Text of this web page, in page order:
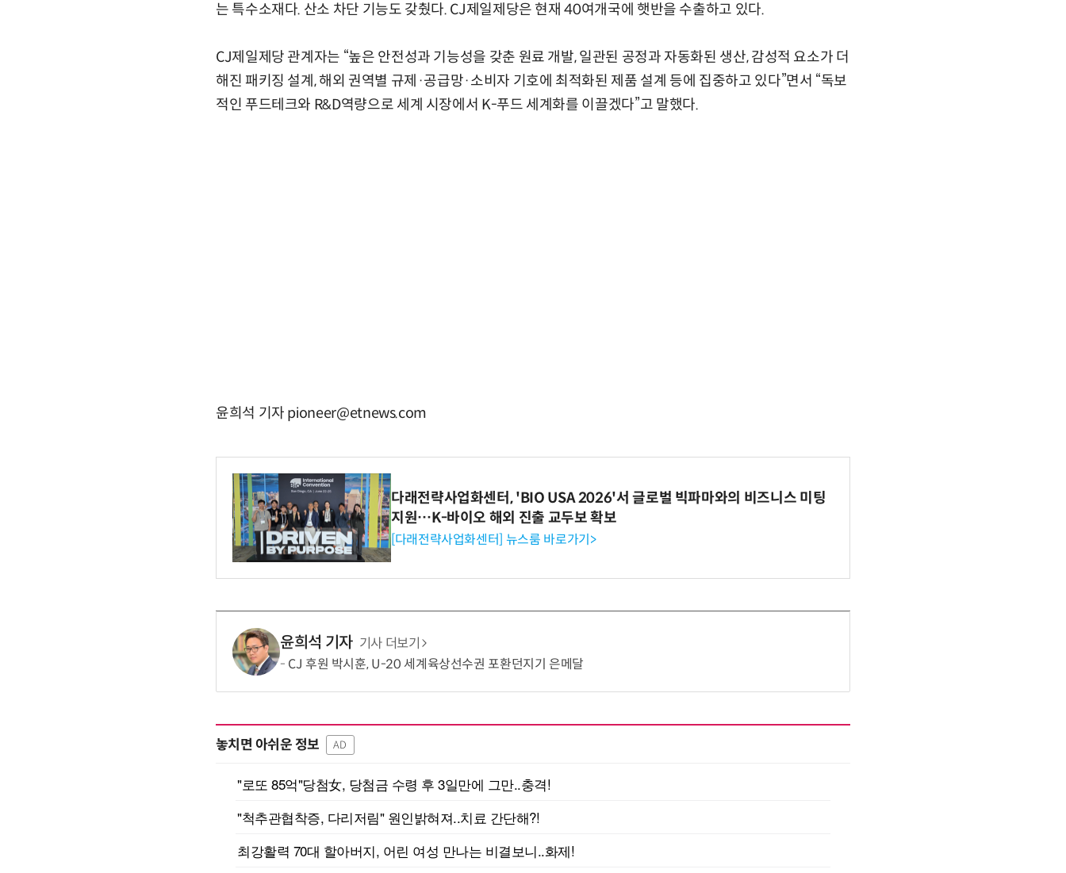
는 특수소재다. 산소 차단 기능도 갖췄다. CJ제일제당은 현재 40여개국에 햇반을 수출하고 있다.
CJ제일제당 관계자는 “높은 안전성과 기능성을 갖춘 원료 개발, 일관된 공정과 자동화된 생산, 감성적 요소가 더
해진 패키징 설계, 해외 권역별 규제·공급망·소비자 기호에 최적화된 제품 설계 등에 집중하고 있다”면서 “독보
적인 푸드테크와 R&D역량으로 세계 시장에서 K-푸드 세계화를 이끌겠다”고 말했다.
윤희석 기자 pioneer@etnews.com
다래전략사업화센터, 'BIO USA 2026'서 글로벌 빅파마와의 비즈니스 미팅
지원…K-바이오 해외 진출 교두보 확보
[다래전략사업화센터] 뉴스룸 바로가기>
윤희석 기자 기사 더보기
CJ 후원 박시훈, U-20 세계육상선수권 포환던지기 은메달
놓치면 아쉬운 정보 AD